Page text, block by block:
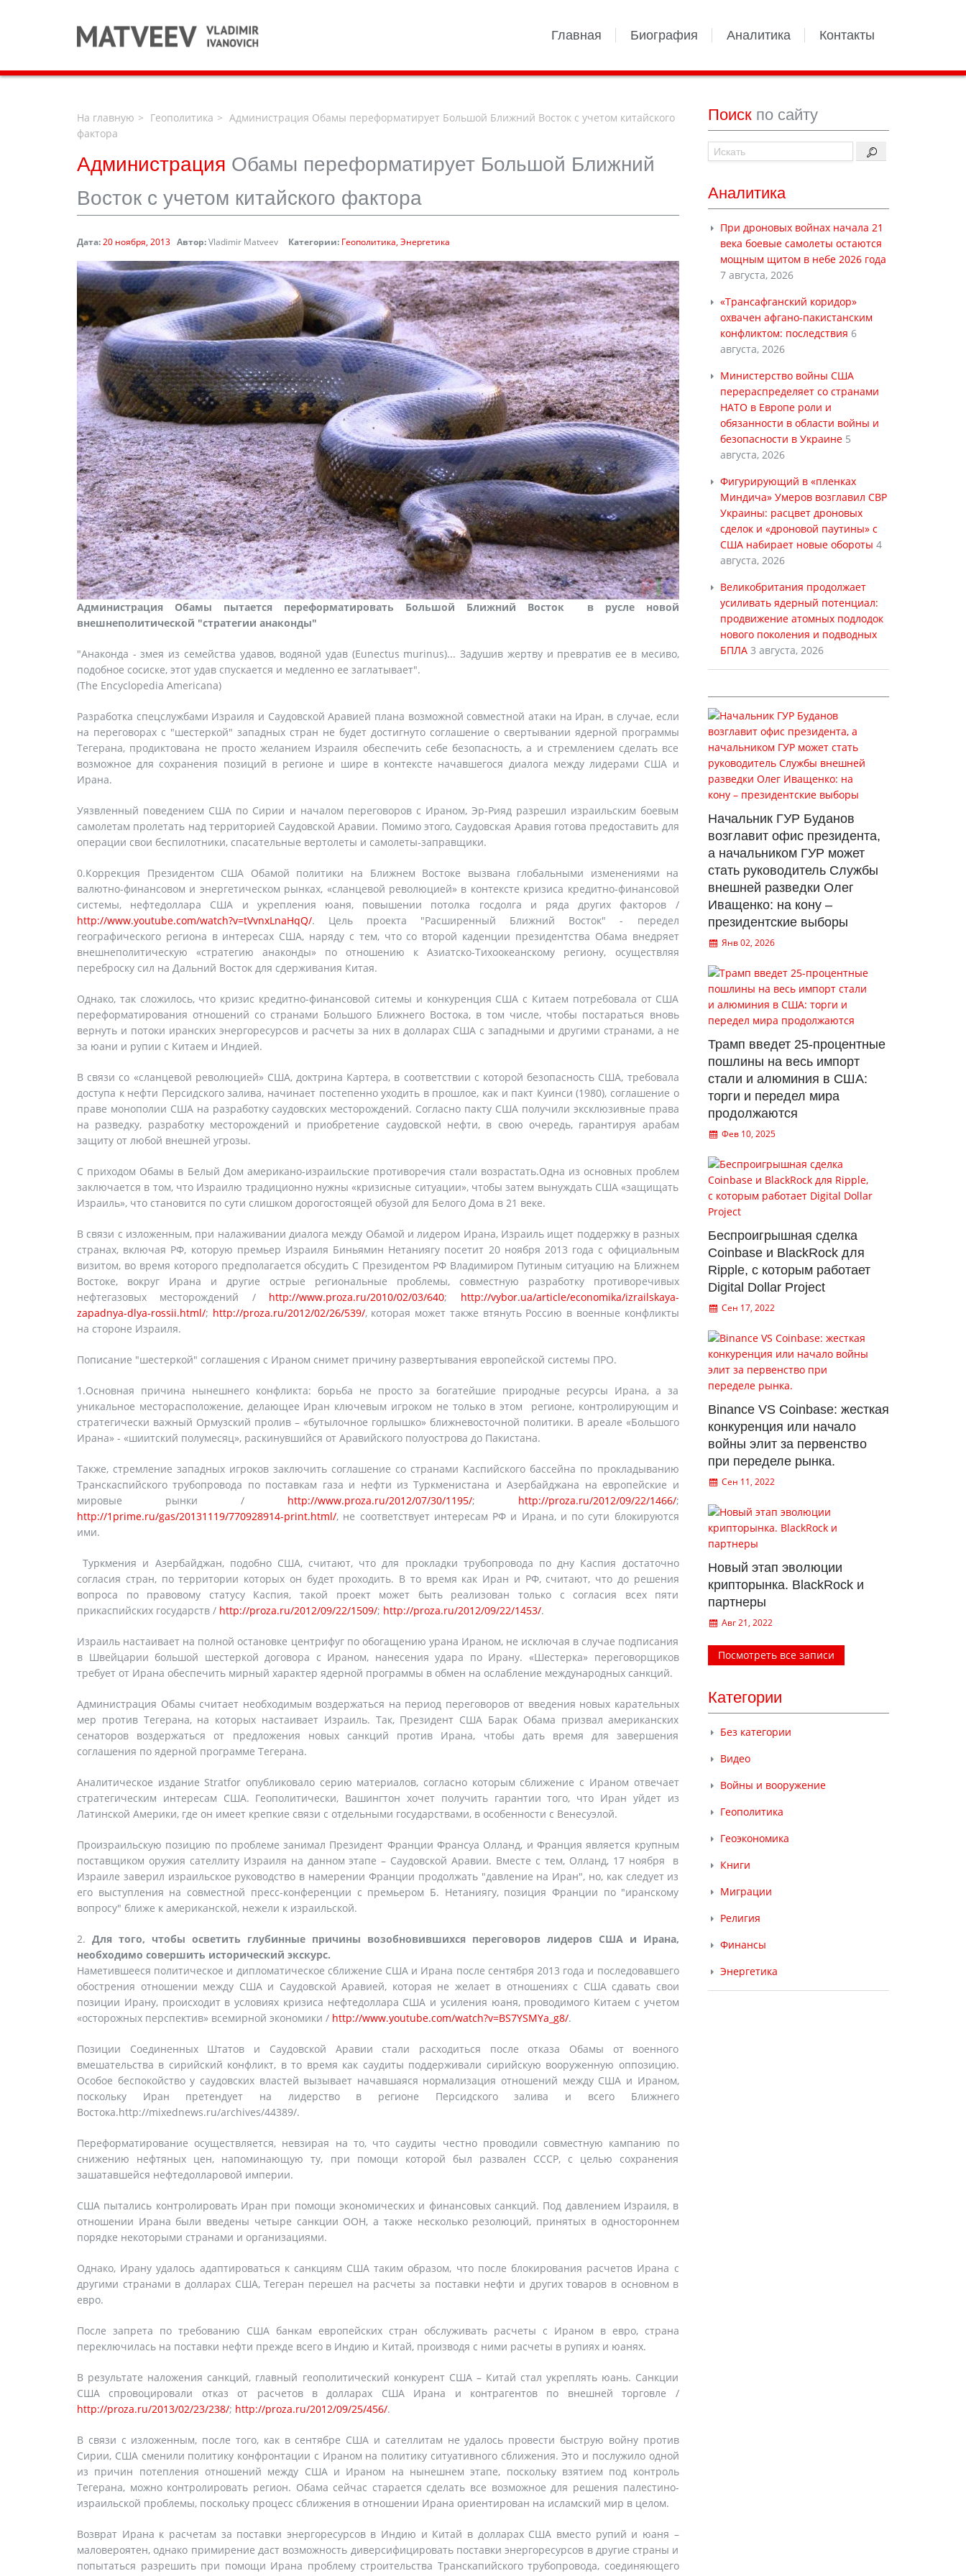
Главная Биография Аналитика Контакты
На главную Геополитика
Администрация Обамы переформатирует Большой Ближний Восток с учетом китайского
фактора
Администрация Обамы переформатирует Большой Ближний
Восток с учетом китайского фактора
Дата:20 ноября, 2013 Автор:Vladimir Matveev Категории: Геополитика Энергетика
Администрация Обамы пытается переформатировать Большой Ближний Восток в русле новой
внешнеполитической "стратегии анаконды"
"Анаконда - змея из семейства удавов, водяной удав (Eunectus murinus)... Задушив жертву и превратив ее в месиво,
подобное сосиске, этот удав спускается и медленно ее заглатывает".
(The Encyclopedia Americana)
Разработка спецслужбами Израиля и Саудовской Аравией плана возможной совместной атаки на Иран, в случае, если
на переговорах с "шестеркой" западных стран не будет достигнуто соглашение о свертывании ядерной программы
Тегерана, продиктована не просто желанием Израиля обеспечить себе безопасность, а и стремлением сделать все
возможное для сохранения позиций в регионе и шире в контексте начавшегося диалога между лидерами США и
Ирана.
Уязвленный поведением США по Сирии и началом переговоров с Ираном, Эр-Рияд разрешил израильским боевым
самолетам пролетать над территорией Саудовской Аравии. Помимо этого, Саудовская Аравия готова предоставить для
операции свои беспилотники, спасательные вертолеты и самолеты-заправщики.
0.Коррекция Президентом США Обамой политики на Ближнем Востоке вызвана глобальными изменениями на
валютно-финансовом и энергетическом рынках, «сланцевой революцией» в контексте кризиса кредитно-финансовой
системы, нефтедоллара США и укрепления юаня, повышении потолка госдолга и ряда других факторов /
http://www.youtube.com/watch?v=tVvnxLnaHqQ/. Цель проекта "Расширенный Ближний Восток" - передел
географического региона в интересах США, наряду с тем, что со второй каденции президентства Обама внедряет
внешнеполитическую «стратегию анаконды» по отношению к Азиатско-Тихоокеанскому региону, осуществляя
переброску сил на Дальний Восток для сдерживания Китая.
Однако, так сложилось, что кризис кредитно-финансовой ситемы и конкуренция США с Китаем потребовала от США
переформатирования отношений со странами Большого Ближнего Востока, в том числе, чтобы постараться вновь
вернуть и потоки иранских энергоресурсов и расчеты за них в долларах США с западными и другими странами, а не
за юани и рупии с Китаем и Индией.
В связи со «сланцевой революцией» США, доктрина Картера, в соответствии с которой безопасность США, требовала
доступа к нефти Персидского залива, начинает постепенно уходить в прошлое, как и пакт Куинси (1980), соглашение о
праве монополии США на разработку саудовских месторождений. Согласно пакту США получили эксклюзивные права
на разведку, разработку месторождений и приобретение саудовской нефти, в свою очередь, гарантируя арабам
защиту от любой внешней угрозы.
С приходом Обамы в Белый Дом американо-израильские противоречия стали возрастать.Одна из основных проблем
заключается в том, что Израилю традиционно нужны «кризисные ситуации», чтобы затем вынуждать США «защищать
Израиль», что становится по сути слишком дорогостоящей обузой для Белого Дома в 21 веке.
В связи с изложенным, при налаживании диалога между Обамой и лидером Ирана, Израиль ищет поддержку в разных
странах, включая РФ, которую премьер Израиля Биньямин Нетаниягу посетит 20 ноября 2013 года с официальным
визитом, во время которого предполагается обсудить С Президентом РФ Владимиром Путиным ситуацию на Ближнем
Востоке, вокруг Ирана и другие острые региональные проблемы, совместную разработку противоречивых
нефтегазовых месторождений / http://www.proza.ru/2010/02/03/640; http://vybor.ua/article/economika/izrailskaya-
zapadnya-dlya-rossii.html/; http://proza.ru/2012/02/26/539/, которая может также втянуть Россию в военные конфликты
на стороне Израиля.
Пописание "шестеркой" соглашения с Ираном снимет причину развертывания европейской системы ПРО.
1.Основная причина нынешнего конфликта: борьба не просто за богатейшие природные ресурсы Ирана, а за
уникальное месторасположение, делающее Иран ключевым игроком не только в этом регионе, контролирующим и
стратегически важный Ормузский пролив – «бутылочное горлышко» ближневосточной политики. В ареале «Большого
Ирана» - «шиитский полумесяц», раскинувшийся от Аравийского полуострова до Пакистана.
Также, стремление западных игроков заключить соглашение со странами Каспийского бассейна по прокладыванию
Транскаспийского трубопровода по поставкам газа и нефти из Туркменистана и Азербайджана на европейские и
мировые рынки / http://www.proza.ru/2012/07/30/1195/; http://proza.ru/2012/09/22/1466/;
http://1prime.ru/gas/20131119/770928914-print.html/, не соответствует интересам РФ и Ирана, и по сути блокируются
ими.
Туркмения и Азербайджан, подобно США, считают, что для прокладки трубопровода по дну Каспия достаточно
согласия стран, по территории которых он будет проходить. В то время как Иран и РФ, считают, что до решения
вопроса по правовому статусу Каспия, такой проект может быть реализован только с согласия всех пяти
прикаспийских государств / http://proza.ru/2012/09/22/1509/; http://proza.ru/2012/09/22/1453/.
Израиль настаивает на полной остановке центрифуг по обогащению урана Ираном, не исключая в случае подписания
в Швейцарии большой шестеркой договора с Ираном, нанесения удара по Ирану. «Шестерка» переговорщиков
требует от Ирана обеспечить мирный характер ядерной программы в обмен на ослабление международных санкций.
Администрация Обамы считает необходимым воздержаться на период переговоров от введения новых карательных
мер против Тегерана, на которых настаивает Израиль. Так, Президент США Барак Обама призвал американских
сенаторов воздержаться от предложения новых санкций против Ирана, чтобы дать время для завершения
соглашения по ядерной программе Тегерана.
Аналитическое издание Stratfor опубликовало серию материалов, согласно которым сближение с Ираном отвечает
стратегическим интересам США. Геополитически, Вашингтон хочет получить гарантии того, что Иран уйдет из
Латинской Америки, где он имеет крепкие связи с отдельными государствами, в особенности с Венесуэлой.
Произраильскую позицию по проблеме занимал Президент Франции Франсуа Олланд, и Франция является крупным
поставщиком оружия сателлиту Израиля на данном этапе – Саудовской Аравии. Вместе с тем, Олланд, 17 ноября в
Израиле заверил израильское руководство в намерении Франции продолжать "давление на Иран", но, как следует из
его выступления на совместной пресс-конференции с премьером Б. Нетаниягу, позиция Франции по "иранскому
вопросу" ближе к американской, нежели к израильской.
Для того, чтобы осветить глубинные причины возобновившихся переговоров лидеров США и Ирана,
необходимо совершить исторический экскурс.
Наметившееся политическое и дипломатическое сближение США и Ирана после сентября 2013 года и последовавшего
обострения отношении между США и Саудовской Аравией, которая не желает в отношениях с США сдавать свои
позиции Ирану, происходит в условиях кризиса нефтедоллара США и усиления юаня, проводимого Китаем с учетом
«осторожных перспектив» всемирной экономики / http://www.youtube.com/watch?v=BS7YSMYa_g8/.
Позиции Соединенных Штатов и Саудовской Аравии стали расходиться после отказа Обамы от военного
вмешательства в сирийский конфликт, в то время как саудиты поддерживали сирийскую вооруженную оппозицию.
Особое беспокойство у саудовских властей вызывает начавшаяся нормализация отношений между США и Ираном,
поскольку Иран претендует на лидерство в регионе Персидского залива и всего Ближнего
Востока.http://mixednews.ru/archives/44389/.
Переформатирование осуществляется, невзирая на то, что саудиты честно проводили совместную кампанию по
снижению нефтяных цен, напоминающую ту, при помощи которой был развален СССР, с целью сохранения
зашатавшейся нефтедолларовой империи.
США пытались контролировать Иран при помощи экономических и финансовых санкций. Под давлением Израиля, в
отношении Ирана были введены четыре санкции ООН, а также несколько резолюций, принятых в одностороннем
порядке некоторыми странами и организациями.
Однако, Ирану удалось адаптироваться к санкциям США таким образом, что после блокирования расчетов Ирана с
другими странами в долларах США, Тегеран перешел на расчеты за поставки нефти и других товаров в основном в
евро.
После запрета по требованию США банкам европейских стран обслуживать расчеты с Ираном в евро, страна
переключилась на поставки нефти прежде всего в Индию и Китай, производя с ними расчеты в рупиях и юанях.
В результате наложения санкций, главный геополитический конкурент США – Китай стал укреплять юань. Санкции
США спровоцировали отказ от расчетов в долларах США Ирана и контрагентов по внешней торговле /
http://proza.ru/2013/02/23/238/; http://proza.ru/2012/09/25/456/.
В связи с изложенным, после того, как в сентябре США и сателлитам не удалось провести быструю войну против
Сирии, США сменили политику конфронтации с Ираном на политику ситуативного сближения. Это и послужило одной
из причин потепления отношений между США и Ираном на нынешнем этапе, поскольку взятием под контроль
Тегерана, можно контролировать регион. Обама сейчас старается сделать все возможное для решения палестино-
израильской проблемы, поскольку процесс сближения в отношении Ирана ориентирован на исламский мир в целом.
Возврат Ирана к расчетам за поставки энергоресурсов в Индию и Китай в долларах США вместо рупий и юаня –
маловероятен, однако примирение даст возможность диверсифицировать поставки энергоресурсов в другие страны и
попытаться разрешить при помощи Ирана проблему строительства Транскапийского трубопровода, соединяющего
Поиск по сайту
Аналитика
При дроновых войнах начала 21
века боевые самолеты остаются
мощным щитом в небе 2026 года
7 августа, 2026
«Трансафганский коридор»
охвачен афгано-пакистанским
конфликтом: последствия 6
августа, 2026
Министерство войны США
перераспределяет со странами
НАТО в Европе роли и
обязанности в области войны и
безопасности в Украине 5
августа, 2026
Фигурирующий в «пленках
Миндича» Умеров возглавил СВР
Украины: расцвет дроновых
сделок и «дроновой паутины» с
США набирает новые обороты 4
августа, 2026
Великобритания продолжает
усиливать ядерный потенциал:
продвижение атомных подлодок
нового поколения и подводных
БПЛА 3 августа, 2026
Начальник ГУР Буданов
возглавит офис президента,
а начальником ГУР может
стать руководитель Службы
внешней разведки Олег
Иващенко: на кону –
президентские выборы
Янв 02, 2026
Трамп введет 25-процентные
пошлины на весь импорт
стали и алюминия в США:
торги и передел мира
продолжаются
Фев 10, 2025
Беспроигрышная сделка
Coinbase и BlackRock для
Ripple, с которым работает
Digital Dollar Project
Сен 17, 2022
Binance VS Coinbase: жесткая
конкуренция или начало
войны элит за первенство
при переделе рынка.
Сен 11, 2022
Новый этап эволюции
крипторынка. BlackRock и
партнеры
Авг 21, 2022
Посмотреть все записи
Категории
Без категории
Видео
Войны и вооружение
Геополитика
Геоэкономика
Книги
Миграции
Религия
Финансы
Энергетика